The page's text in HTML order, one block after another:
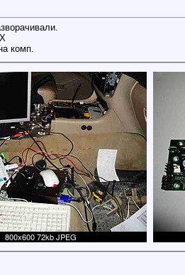
комп.